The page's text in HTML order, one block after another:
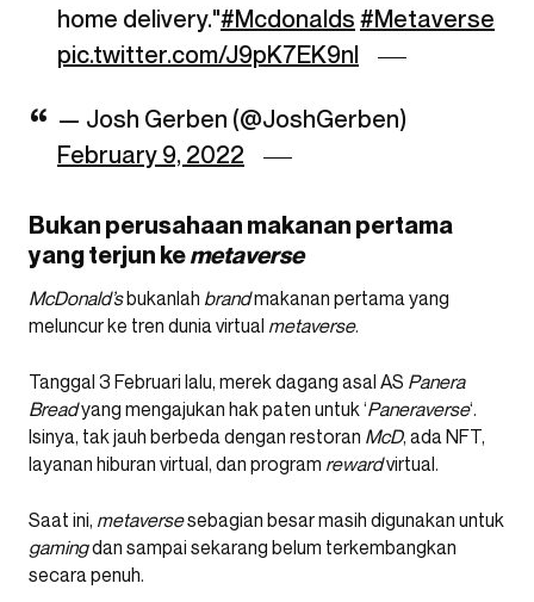
home delivery."#Mcdonalds #Metaverse
pic.twitter.com/J9pK7EK9nl
— Josh Gerben (@JoshGerben)
February 9, 2022
Bukan perusahaan makanan pertama
yang terjun kemetaverse
McDonald’sbukanlah brandmakanan pertama yang
meluncur ke tren dunia virtual metaverse.
Tanggal 3 Februari lalu, merek dagang asal AS Panera
Breadyang mengajukan hak paten untuk ‘Paneraverse‘.
Isinya, tak jauh berbeda dengan restoran McD, ada NFT,
layanan hiburan virtual, dan program rewardvirtual.
Saat ini, metaversesebagian besar masih digunakan untuk
gamingdan sampai sekarang belum terkembangkan
secara penuh.